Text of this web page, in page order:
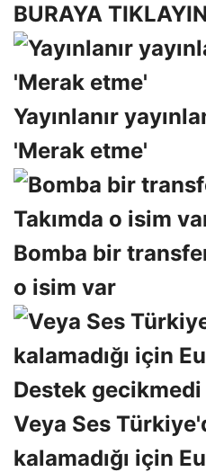
BURAYA
Yayınlanır
'Merak etme'
Bomba bir
o isim var
Veya Ses
kalamadığı için